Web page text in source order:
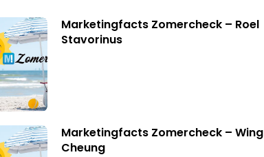
Marketingfacts Zomercheck – Roel
Stavorinus
Marketingfacts Zomercheck – Wing
Cheung